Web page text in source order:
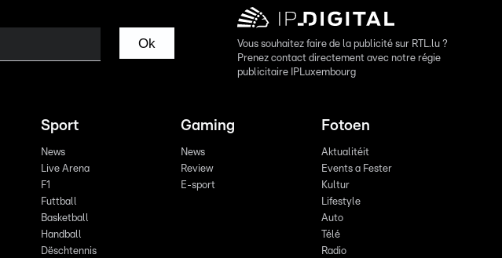
Ok
Vous souhaitez faire de la publicité sur RTL.lu ?
Prenez contact directement avec notre régie
publicitaire IPLuxembourg
Sport
News
Live Arena
F1
Futtball
Basketball
Handball
Dëschtennis
Gaming
News
Review
E-sport
Fotoen
Aktualitéit
Events a Fester
Kultur
Lifestyle
Auto
Télé
Radio